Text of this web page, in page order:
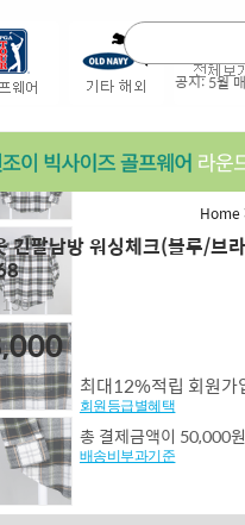
공지:5월
Home
긴팔남방 워싱체크(블루/브
최대12%적립 회원가
회원등급별혜택
총 결제금액이 50,000
배송비부과기준